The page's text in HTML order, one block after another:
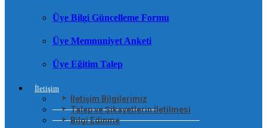
Üye Bilgi Güncelleme Formu
Üye Memnuniyet Anketi
Üye Eğitim Talep
İletişim
İletişim Bilgilerimiz
Talep ve Şikayetlerin İletilmesi
Bilgi Edinme